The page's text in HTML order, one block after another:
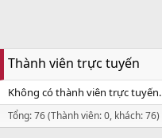
Thành viên trực tuyến
Không có thành viên trực tuyến.
Tổng: 76 (Thành viên: 0, khách: 76)